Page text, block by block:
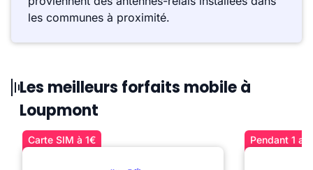
les communes à proximité.
Les meilleurs forfaits mobile à
Loupmont
Carte SIM à 1€ Pendant 1